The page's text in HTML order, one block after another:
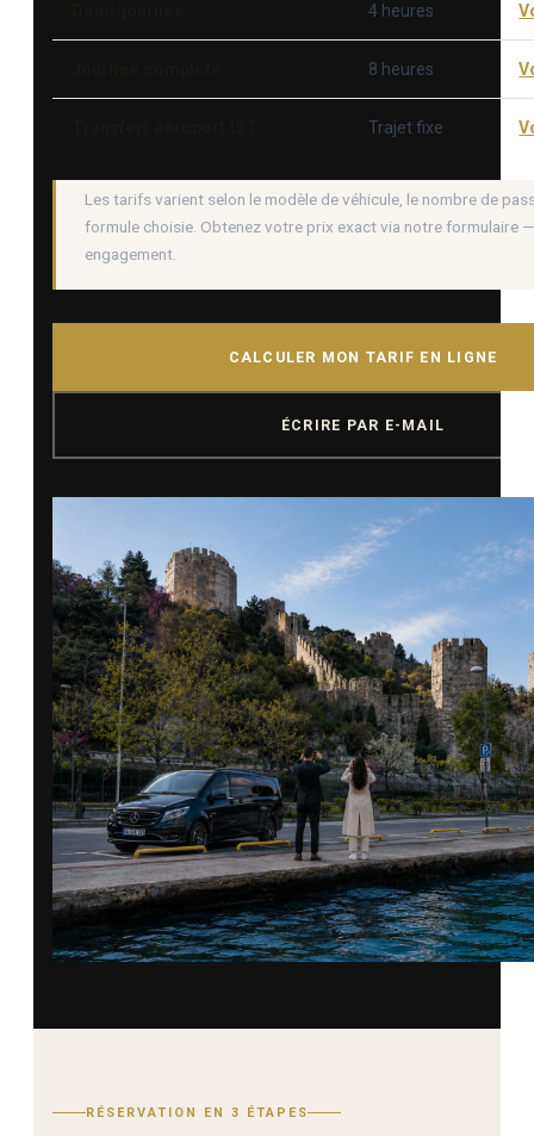
4 heures
8 heures
Trajet fixe
Les tarifs varient selon le modèle de véhicule, le nombre de
formule choisie. Obtenez votre prix exact via notre formulaire
engagement.
CALCULER MON TARIF EN LIGNE
ÉCRIRE PAR E-MAIL
RÉSERVATION EN 3 ÉTAPES